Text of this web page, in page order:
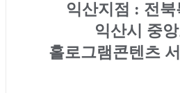
익산지점 : 전
익산시 중
홀로그램콘텐츠